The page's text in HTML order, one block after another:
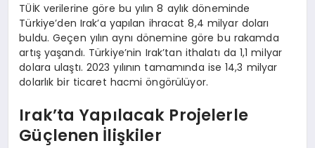
TÜİK verilerine göre bu yılın 8 aylık döneminde
Türkiye’den Irak’a yapılan ihracat 8,4 milyar doları
buldu. Geçen yılın aynı dönemine göre bu rakamda
artış yaşandı. Türkiye’nin Irak’tan ithalatı da 1,1 milyar
dolara ulaştı. 2023 yılının tamamında ise 14,3 milyar
dolarlık bir ticaret hacmi öngörülüyor.
Irak’ta Yapılacak Projelerle
Güçlenen İlişkiler